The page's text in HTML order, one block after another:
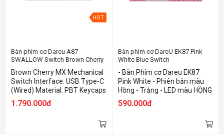
HOT
Bàn phím cơ Dareu A87
SWALLOW Switch Brown Cherry
Brown Cherry MX Mechanical
Switch Interface: USB Type-C
(Wired) Material: PBT Keycaps
Detachable Top Cover
1.790.000đ
Bàn phím cơ DareU EK87 Pink
White Blue Switch
- Bàn Phím cơ Dareu EK87
Pink White - Phiên bản màu
Hồng - Trắng - LED màu HỒNG
- Nâng cấp Keycap ABS
DoubleShot siêu bền - Sử
Thiết kế 87 phím chuẩn ANSI
590.000đ